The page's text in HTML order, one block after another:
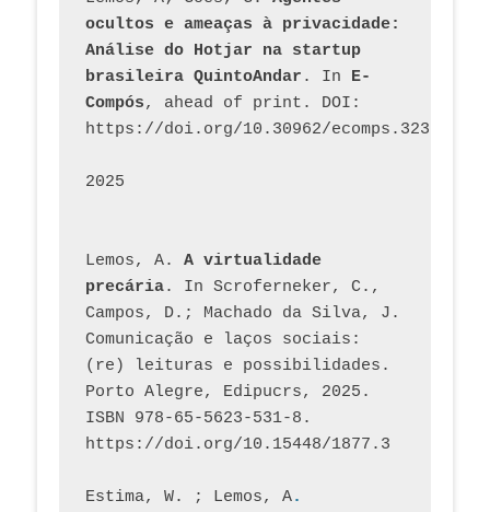
ocultos e ameaças à privacidade:
Análise do Hotjar na startup
brasileira QuintoAndar . In E-
Compós, ahead of print. DOI:
https://doi.org/10.30962/ecomps.3231
2025
Lemos, A. A virtualidade
precária. In Scroferneker, C.,
Campos, D.; Machado da Silva, J.
Comunicação e laços sociais:
(re) leituras e possibilidades.
Porto Alegre, Edipucrs, 2025.
ISBN 978-65-5623-531-8.
https://doi.org/10.15448/1877.3
Estima, W. ; Lemos, A.